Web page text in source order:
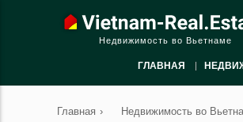
Недвижимость во Вьетнаме
ГЛАВНАЯ
Главная › Недвижимость во